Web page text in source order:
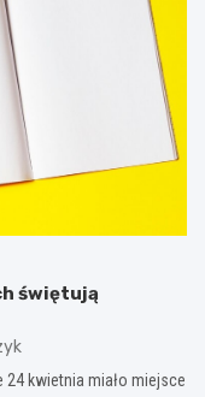
świętują
24 kwietnia miało miejsce